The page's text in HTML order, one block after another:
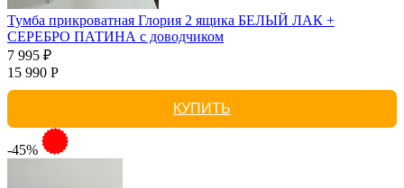
Тумба прикроватная Глория 2 ящика БЕЛЫЙ ЛАК +
СЕРЕБРО ПАТИНА с доводчиком
7 995 ₽
15 990 Р
КУПИТЬ
-45%